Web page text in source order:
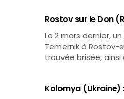
Rostov sur le Don
Le 2 mars dernier,
Temernik à Rostov-
trouvée brisée, ainsi
Kolomya (Ukraine)